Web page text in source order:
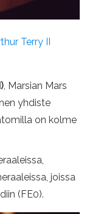
Terry II
, Marsian Mars
yhdiste
on kolme
joissa
(FE0).